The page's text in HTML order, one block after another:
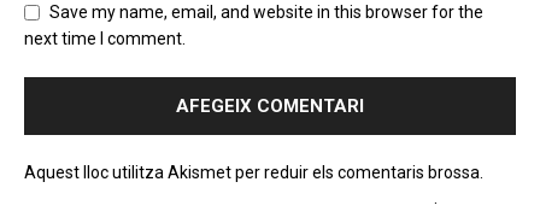
Save my name, email, and website in this browser for the
next time I comment.
Aquest lloc utilitza Akismet per reduir els comentaris brossa.